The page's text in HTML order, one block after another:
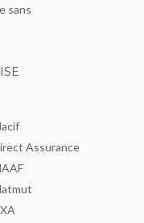
sans
Assurance